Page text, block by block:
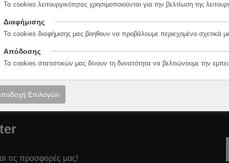
15.04 €
τις προσφορές μας!
Τα cookies λειτουργικότητας χρησιμοποιούνται για την βελτίωση της
Διαφήμισης
Τα cookies διαφήμισης μας βοηθουν να προβάλουμε περιεχομένο σχετικά
Απόδοσης
Τα cookies στατιστικών μας δίνουν τη δυνατότητα να βελτιώνουμε την
Επιλογών